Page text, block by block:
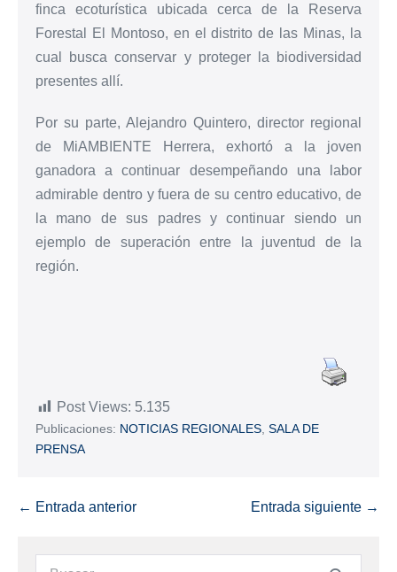
finca ecoturística ubicada cerca de la Reserva
Forestal El Montoso, en el distrito de las Minas, la
cual busca conservar y proteger la biodiversidad
presentes allí.
Por su parte, Alejandro Quintero, director regional
de MiAMBIENTE Herrera, exhortó a la joven
ganadora a continuar desempeñando una labor
admirable dentro y fuera de su centro educativo, de
la mano de sus padres y continuar siendo un
ejemplo de superación entre la juventud de la
región.
Post Views: 5.135
Publicaciones: NOTICIAS REGIONALES SALA DE
PRENSA
← Entrada anterior Entrada siguiente →